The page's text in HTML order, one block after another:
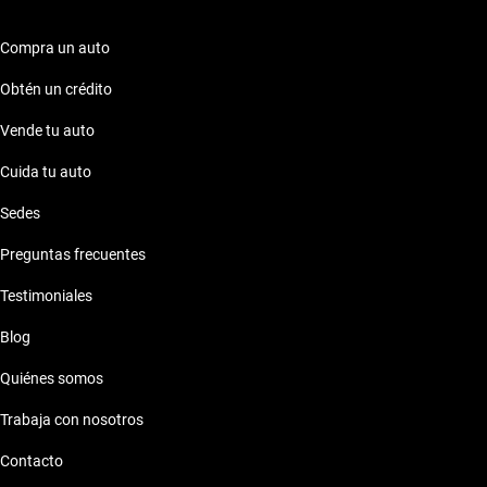
experiencia placentera y segura.
Compra un auto
Obtén un crédito
Vende tu auto
Cuida tu auto
Sedes
Preguntas frecuentes
Testimoniales
Blog
Quiénes somos
Trabaja con nosotros
Contacto